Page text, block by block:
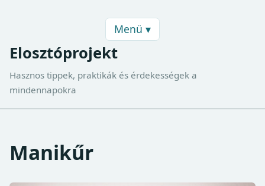
Menü ▾
Elosztóprojekt
Hasznos tippek, praktikák és érdekességek a
mindennapokra
Manikűr